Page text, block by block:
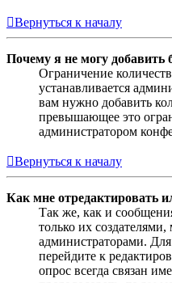
Вернуться к началу
Почему я не могу добавить
Ограничение
устанавливается
вам нужно добавить
превышающее это
администратором
Вернуться к началу
Как мне отредактировать
Так же, как и
только их
администраторами.
перейдите к
опрос всегда связан